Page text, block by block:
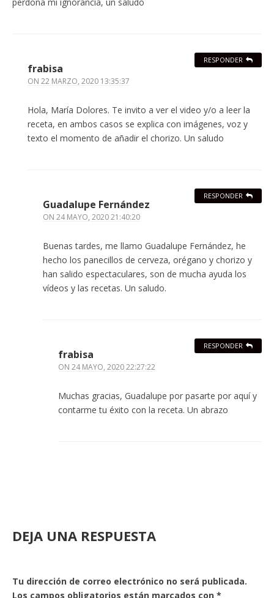
frabisa
ON 22 MARZO, 2020 13:35:37
Hola, María Dolores. Te invito a ver el video y/o a leer la
receta, en ambos casos se explica con imágenes, voz y
texto el momento de añadir el chorizo. Un saludo
RESPONDER
Guadalupe Fernández
ON 24 MAYO, 2020 21:40:20
Buenas tardes, me llamo Guadalupe Fernández, he
hecho los panecillos de cerveza, orégano y chorizo y
han salido espectaculares, son de mucha ayuda los
vídeos y las recetas. Un saludo.
RESPONDER
frabisa
ON 24 MAYO, 2020 22:27:22
Muchas gracias, Guadalupe por pasarte por aquí y
contarme tu éxito con la receta. Un abrazo
RESPONDER
DEJA UNA RESPUESTA
Tu dirección de correo electrónico no será publicada.
Los campos obligatorios están marcados con *